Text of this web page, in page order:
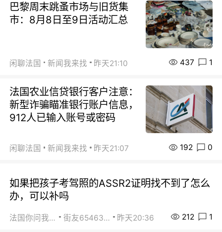
巴黎周末跳蚤市场与旧货集
市：8月8日至9日活动汇总
闲聊法国 新闻我来找 昨天21:10 437 1
法国农业信贷银行客户注意：
新型诈骗瞄准银行账户信息，
912人已输入账号或密码
闲聊法国 新闻我来找 昨天21:07 192 0
如果把孩子考驾照的ASSR2证明找不到了怎么
办，可以补吗
法国你问我答 街友65463281 昨天20:36 212 1